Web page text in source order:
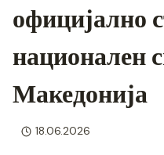
официјално
национален
Македонија
18.06.2026